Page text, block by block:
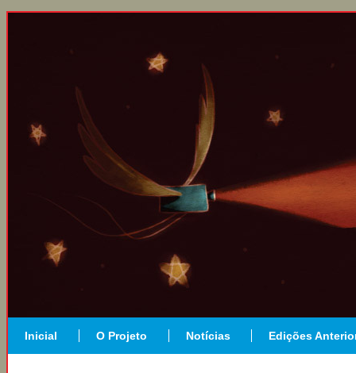
Inicial O Projeto Notícias Edições